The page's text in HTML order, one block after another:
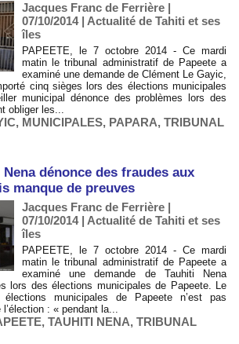
Jacques Franc de Ferrière |
07/10/2014| Actualité de Tahiti et ses
îles
PAPEETE, le 7 octobre 2014 - Ce mardi
matin le tribunal administratif de Papeete a
examiné une demande de Clément Le Gayic,
cinq sièges lors des élections municipales
municipal dénonce des problèmes lors des
obliger les...
, MUNICIPALES, PAPARA, TRIBUNAL
dénonce des fraudes aux
manque de preuves
Jacques Franc de Ferrière |
07/10/2014| Actualité de Tahiti et ses
îles
PAPEETE, le 7 octobre 2014 - Ce mardi
matin le tribunal administratif de Papeete a
examiné une demande de Tauhiti Nena
lors des élections municipales de Papeete. Le
municipales de Papeete n’est pas
: « pendant la...
, TAUHITI NENA, TRIBUNAL